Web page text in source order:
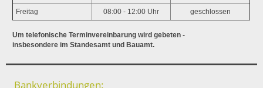
Freitag 08:00 - 12:00 Uhr geschlossen
Um telefonische Terminvereinbarung wird gebeten -
insbesondere im Standesamt und Bauamt.
Bankverbindungen: